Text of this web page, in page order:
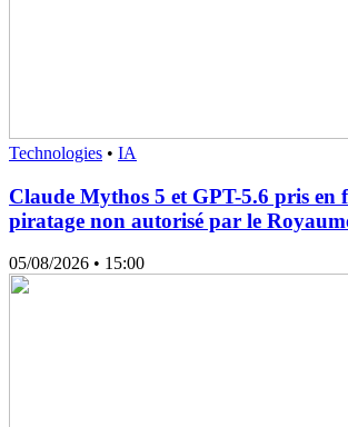
Technologies • IA
Claude Mythos 5 et GPT-5.6 pris en
piratage non autorisé par le
05/08/2026 • 15:00